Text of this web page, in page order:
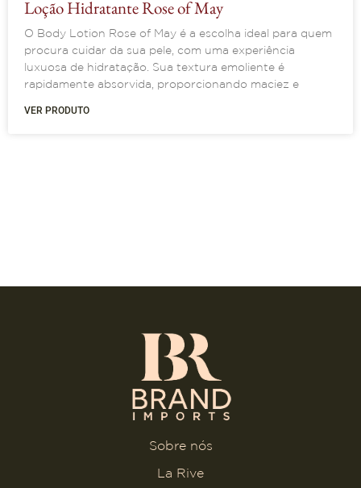
Loção Hidratante Rose of May
O Body Lotion Rose of May é a escolha ideal para quem
procura cuidar da sua pele, com uma experiência
luxuosa de hidratação. Sua textura emoliente é
rapidamente absorvida, proporcionando maciez e
VER PRODUTO
Sobre nós
La Rive